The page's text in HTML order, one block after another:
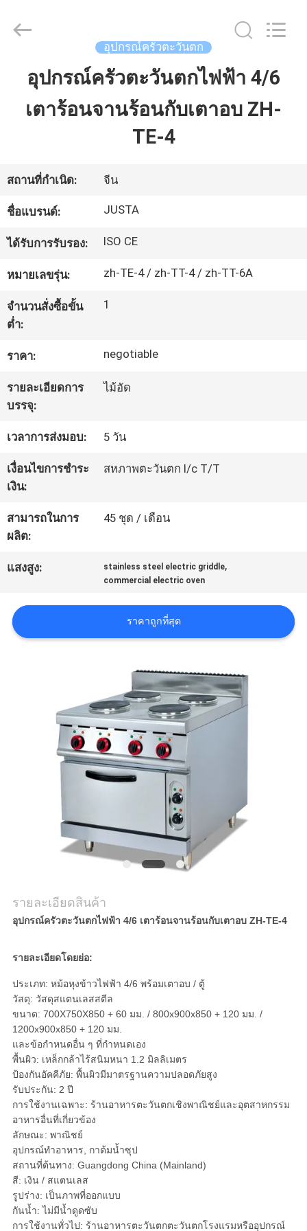
บ้าน
วิดีโอ
เกี่ยว
กับ
เรา
ทัวร์
โรงงาน
ควบคุม
คุณภาพ
ติดต่อ
เรา
ข่าว
แผนผัง
เว็บไซต์
PRIVACY
POLICY
Guangzhou
IMO
Reserved.
อุปกรณ์ครัวตะวันตก
อุปกรณ์ครัวตะวันตกไฟฟ้า 4/6
เตาร้อนจานร้อนกับเตาอบ ZH-
TE-4
สถานที่กำเนิด: จีน
ชื่อแบรนด์: JUSTA
ได้รับการรับรอง: ISO CE
หมายเลขรุ่น: zh-TE-4 / zh-TT-4 / zh-TT-6A
จำนวนสั่งซื้อขั้น
ต่ำ:
1
ราคา: negotiable
รายละเอียดการ
บรรจุ:
ไม้อัด
เวลาการส่งมอบ: 5 วัน
เงื่อนไขการชำระ
เงิน:
สหภาพตะวันตก l/c T/T
สามารถในการ
ผลิต:
45 ชุด / เดือน
แสงสูง: stainless steel electric griddle,
commercial electric oven
ราคาถูกที่สุด
รายละเอียดสินค้า
อุปกรณ์ครัวตะวันตกไฟฟ้า 4/6 เตาร้อนจานร้อนกับเตาอบ ZH-TE-4
รายละเอียดโดยย่อ:
ประเภท: หม้อหุงข้าวไฟฟ้า 4/6 พร้อมเตาอบ / ตู้
วัสดุ: วัสดุสแตนเลสสตีล
ขนาด: 700X750X850 + 60 มม. / 800x900x850 + 120 มม. /
1200x900x850 + 120 มม.
และข้อกำหนดอื่น ๆ ที่กำหนดเอง
พื้นผิว: เหล็กกล้าไร้สนิมหนา 1.2 มิลลิเมตร
ป้องกันอัคคีภัย: พื้นผิวมีมาตรฐานความปลอดภัยสูง
รับประกัน: 2 ปี
การใช้งานเฉพาะ: ร้านอาหารตะวันตกเชิงพาณิชย์และอุตสาหกรรม
อาหารอื่นที่เกี่ยวข้อง
ลักษณะ: พาณิชย์
อุปกรณ์ทำอาหาร, กาต้มน้ำซุป
สถานที่ต้นทาง: Guangdong China (Mainland)
สี: เงิน / สแตนเลส
รูปร่าง: เป็นภาพที่ออกแบบ
กันน้ำ: ไม่มีน้ำดูดซับ
การใช้งานทั่วไป: ร้านอาหารตะวันตกตะวันตกโรงแรมหรืออุปกรณ์